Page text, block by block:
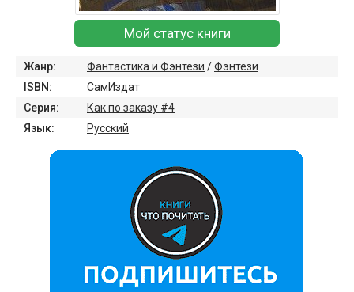
Мой статус книги
Жанр: Фантастика и Фэнтези /Фэнтези
ISBN:
СамИздат
Серия:
Как по заказу #4
Язык:
Русский